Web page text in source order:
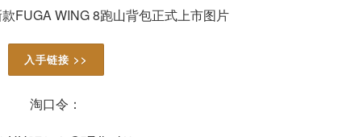
入手链接 >>
淘口令：